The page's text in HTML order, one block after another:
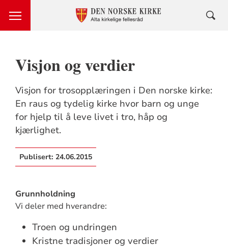
Visjon og verdier
Visjon for trosopplæringen i Den norske kirke:
En raus og tydelig kirke hvor barn og unge
for hjelp til å leve livet i tro, håp og
kjærlighet.
Publisert: 24.06.2015
Grunnholdning
Vi deler med hverandre:
Troen og undringen
Kristne tradisjoner og verdier